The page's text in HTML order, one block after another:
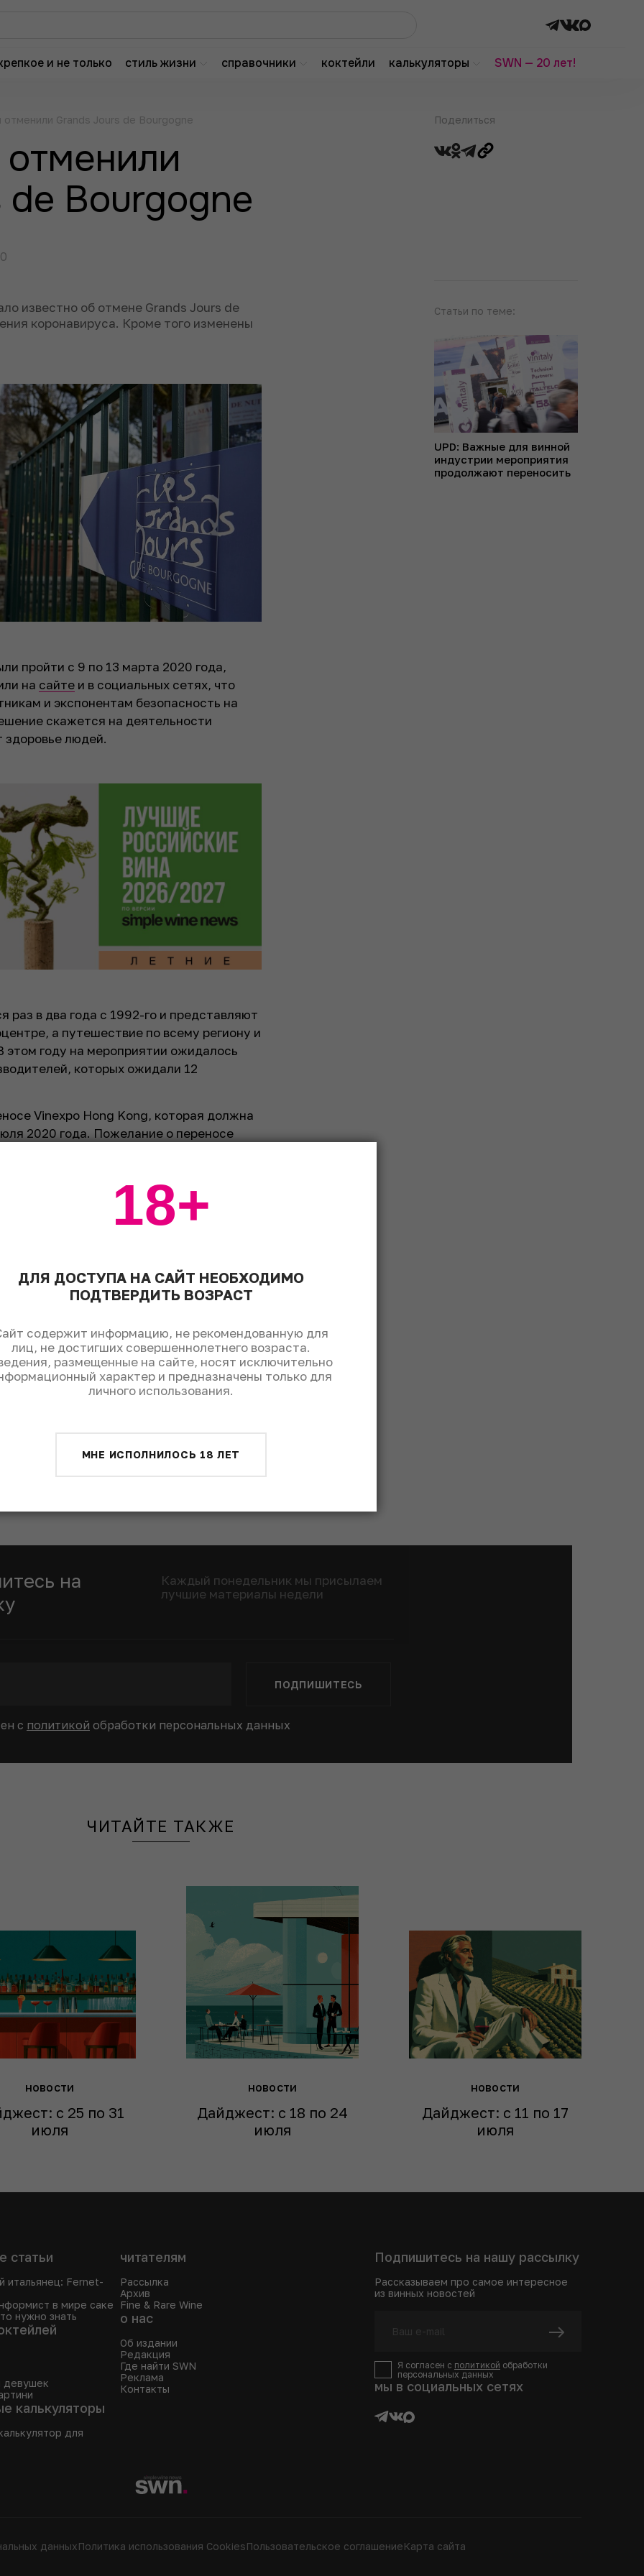
и не только стиль жизни справочники коктейли калькуляторы SWN — 20 лет!
Поделиться
Статьи по теме:
UPD: Важные для винной
индустрии мероприятия
продолжают переносить
отменили Grands Jours de Bourgogne
Bourgogne
известно об отмене Grands Jours de
коронавируса. Кроме того изменены
пройти с 9 по 13 марта 2020 года,
на сайте и в социальных сетях, что
и экспонентам безопасность на
скажется на деятельности
здоровье людей.
раз в два года с 1992-го и представляют
а путешествие по всему региону и
этом году на мероприятии ожидалось
которых ожидали 12
Vinexpo Hong Kong, которая должна
2020 года. Пожелание о переносе
Перенос всего на пару месяцев создаст
развитию отрасли в
Ламейс отметил невероятную
ситуации.
– HKCEC (Гонконгский центр
часть компаний подтвердила свое
из Чили, Аргентины, Южной
регионов и новички – Уругвай,
Jours de Bourgogne.
на
Каждый понедельник мы присылаем
лучшие материалы недели
ПОДПИШИТЕСЬ
с политикой обработки персональных данных
ЧИТАЙТЕ ТАКЖЕ
новости
с 25 по 31
июля
новости
Дайджест: с 18 по 24
июля
новости
Дайджест: с 11 по 17
июля
статьи
итальянец: Fernet-
в мире саке
нужно знать
девушек
калькуляторы
для
читателям
Рассылка
Архив
Fine & Rare Wine
о нас
Об издании
Редакция
Где найти SWN
Реклама
Контакты
Подпишитесь на нашу рассылку
Рассказываем про самое интересное
из винных новостей
Я согласен с политикой обработки
персональных данных
мы в социальных сетях
данныхПолитика использования СookiesПользовательское соглашениеКарта сайта
ДЛЯ ДОСТУПА НА САЙТ НЕОБХОДИМО
ПОДТВЕРДИТЬ ВОЗРАСТ
содержит информацию, не рекомендованную для
лиц, не достигших совершеннолетнего возраста.
размещенные на сайте, носят исключительно
характер и предназначены только для
личного использования.
МНЕ ИСПОЛНИЛОСЬ 18 ЛЕТ
18+